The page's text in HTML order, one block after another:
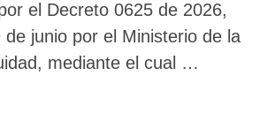
el Decreto 0625 de 2026,
de junio por el Ministerio de la
mediante el cual …